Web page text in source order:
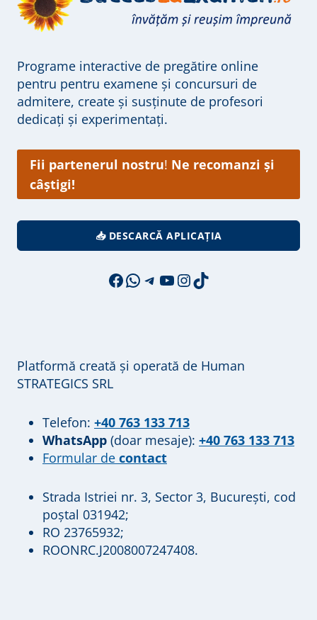
Programe interactive de pregătire online
pentru pentru examene și concursuri de
admitere, create și susținute de profesori
dedicați și experimentați.
Fii partenerul nostru! Ne recomanzi și
câștigi!
📥 DESCARCĂ APLICAȚIA
Facebook
WhatsApp
Telegram
YouTube
Instagram
TikTok
Platformă creată și operată de Human
STRATEGICS SRL
Telefon: +40 763 133 713
WhatsApp (doar mesaje): +40 763 133 713
Formular de contact
Strada Istriei nr. 3, Sector 3, București, cod
poștal 031942;
RO 23765932;
ROONRC.J2008007247408.